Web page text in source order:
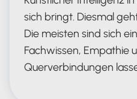
sich bringt. Diesmal
Die meisten sind sich
Fachwissen, Empathie
Querverbindungen